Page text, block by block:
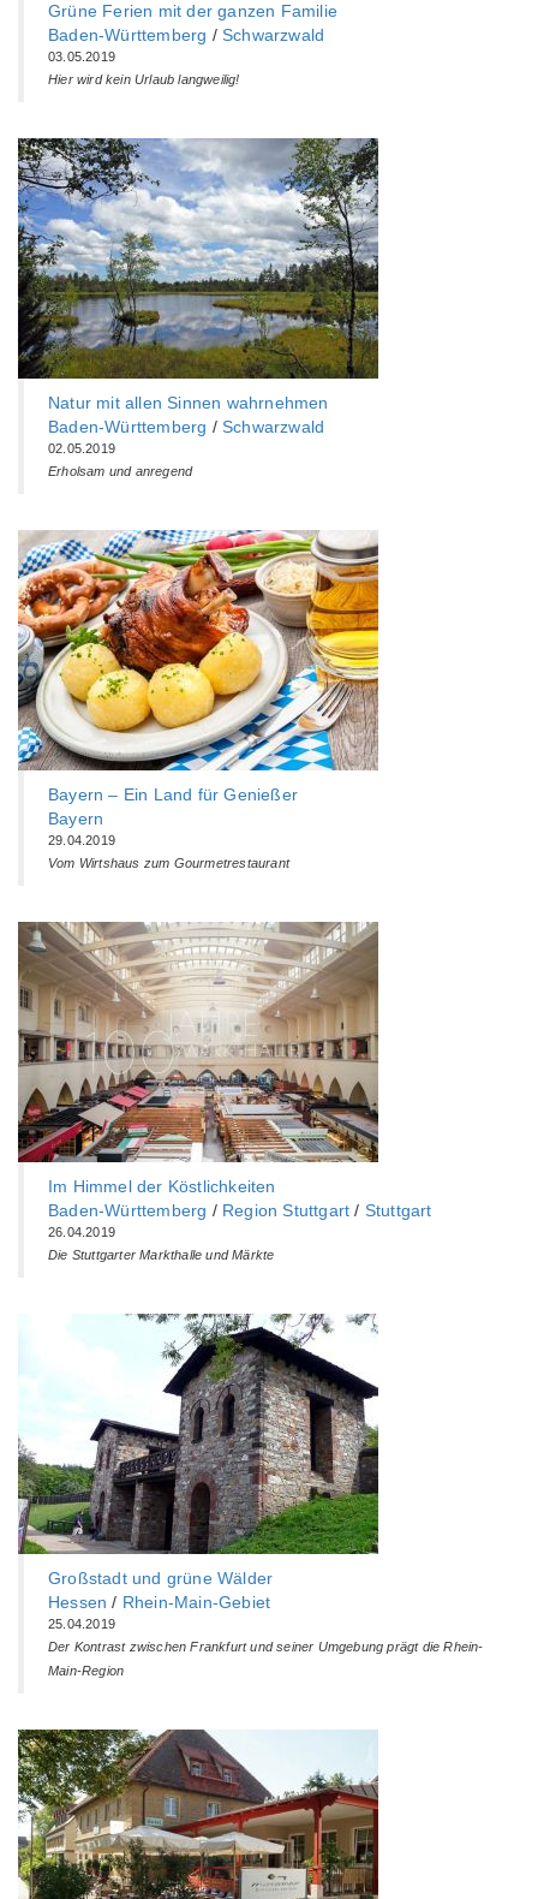
Grüne Ferien mit der ganzen Familie
Baden-Württemberg‎ /Schwarzwald
03.05.2019
Hier wird kein Urlaub langweilig!
Natur mit allen Sinnen wahrnehmen
Baden-Württemberg‎ /Schwarzwald
02.05.2019
Erholsam und anregend
Bayern – Ein Land für Genießer
Bayern
29.04.2019
Vom Wirtshaus zum Gourmetrestaurant
Im Himmel der Köstlichkeiten
Baden-Württemberg‎ / Region Stuttgart / Stuttgart
26.04.2019
Die Stuttgarter Markthalle und Märkte
Großstadt und grüne Wälder
Hessen / Rhein-Main-Gebiet
25.04.2019
Der Kontrast zwischen Frankfurt und seiner Umgebung prägt die Rhein-
Main-Region